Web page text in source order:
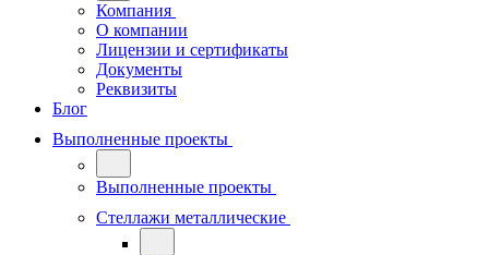
Компания
О компании
Лицензии и сертификаты
Документы
Реквизиты
Блог
Выполненные проекты
Выполненные проекты
Стеллажи металлические